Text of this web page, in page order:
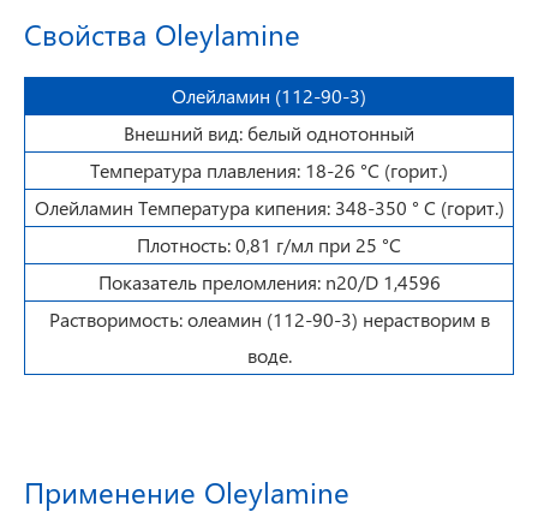
Свойства Oleylamine
Олейламин (112-90-3)
Внешний вид: белый однотонный
Температура плавления: 18-26 °C (горит.)
Олейламин Температура кипения: 348-350 ° C (горит.)
Плотность: 0,81 г/мл при 25 °C
Показатель преломления: n20/D 1,4596
Растворимость: олеамин (112-90-3) нерастворим в
воде.
Применение Oleylamine